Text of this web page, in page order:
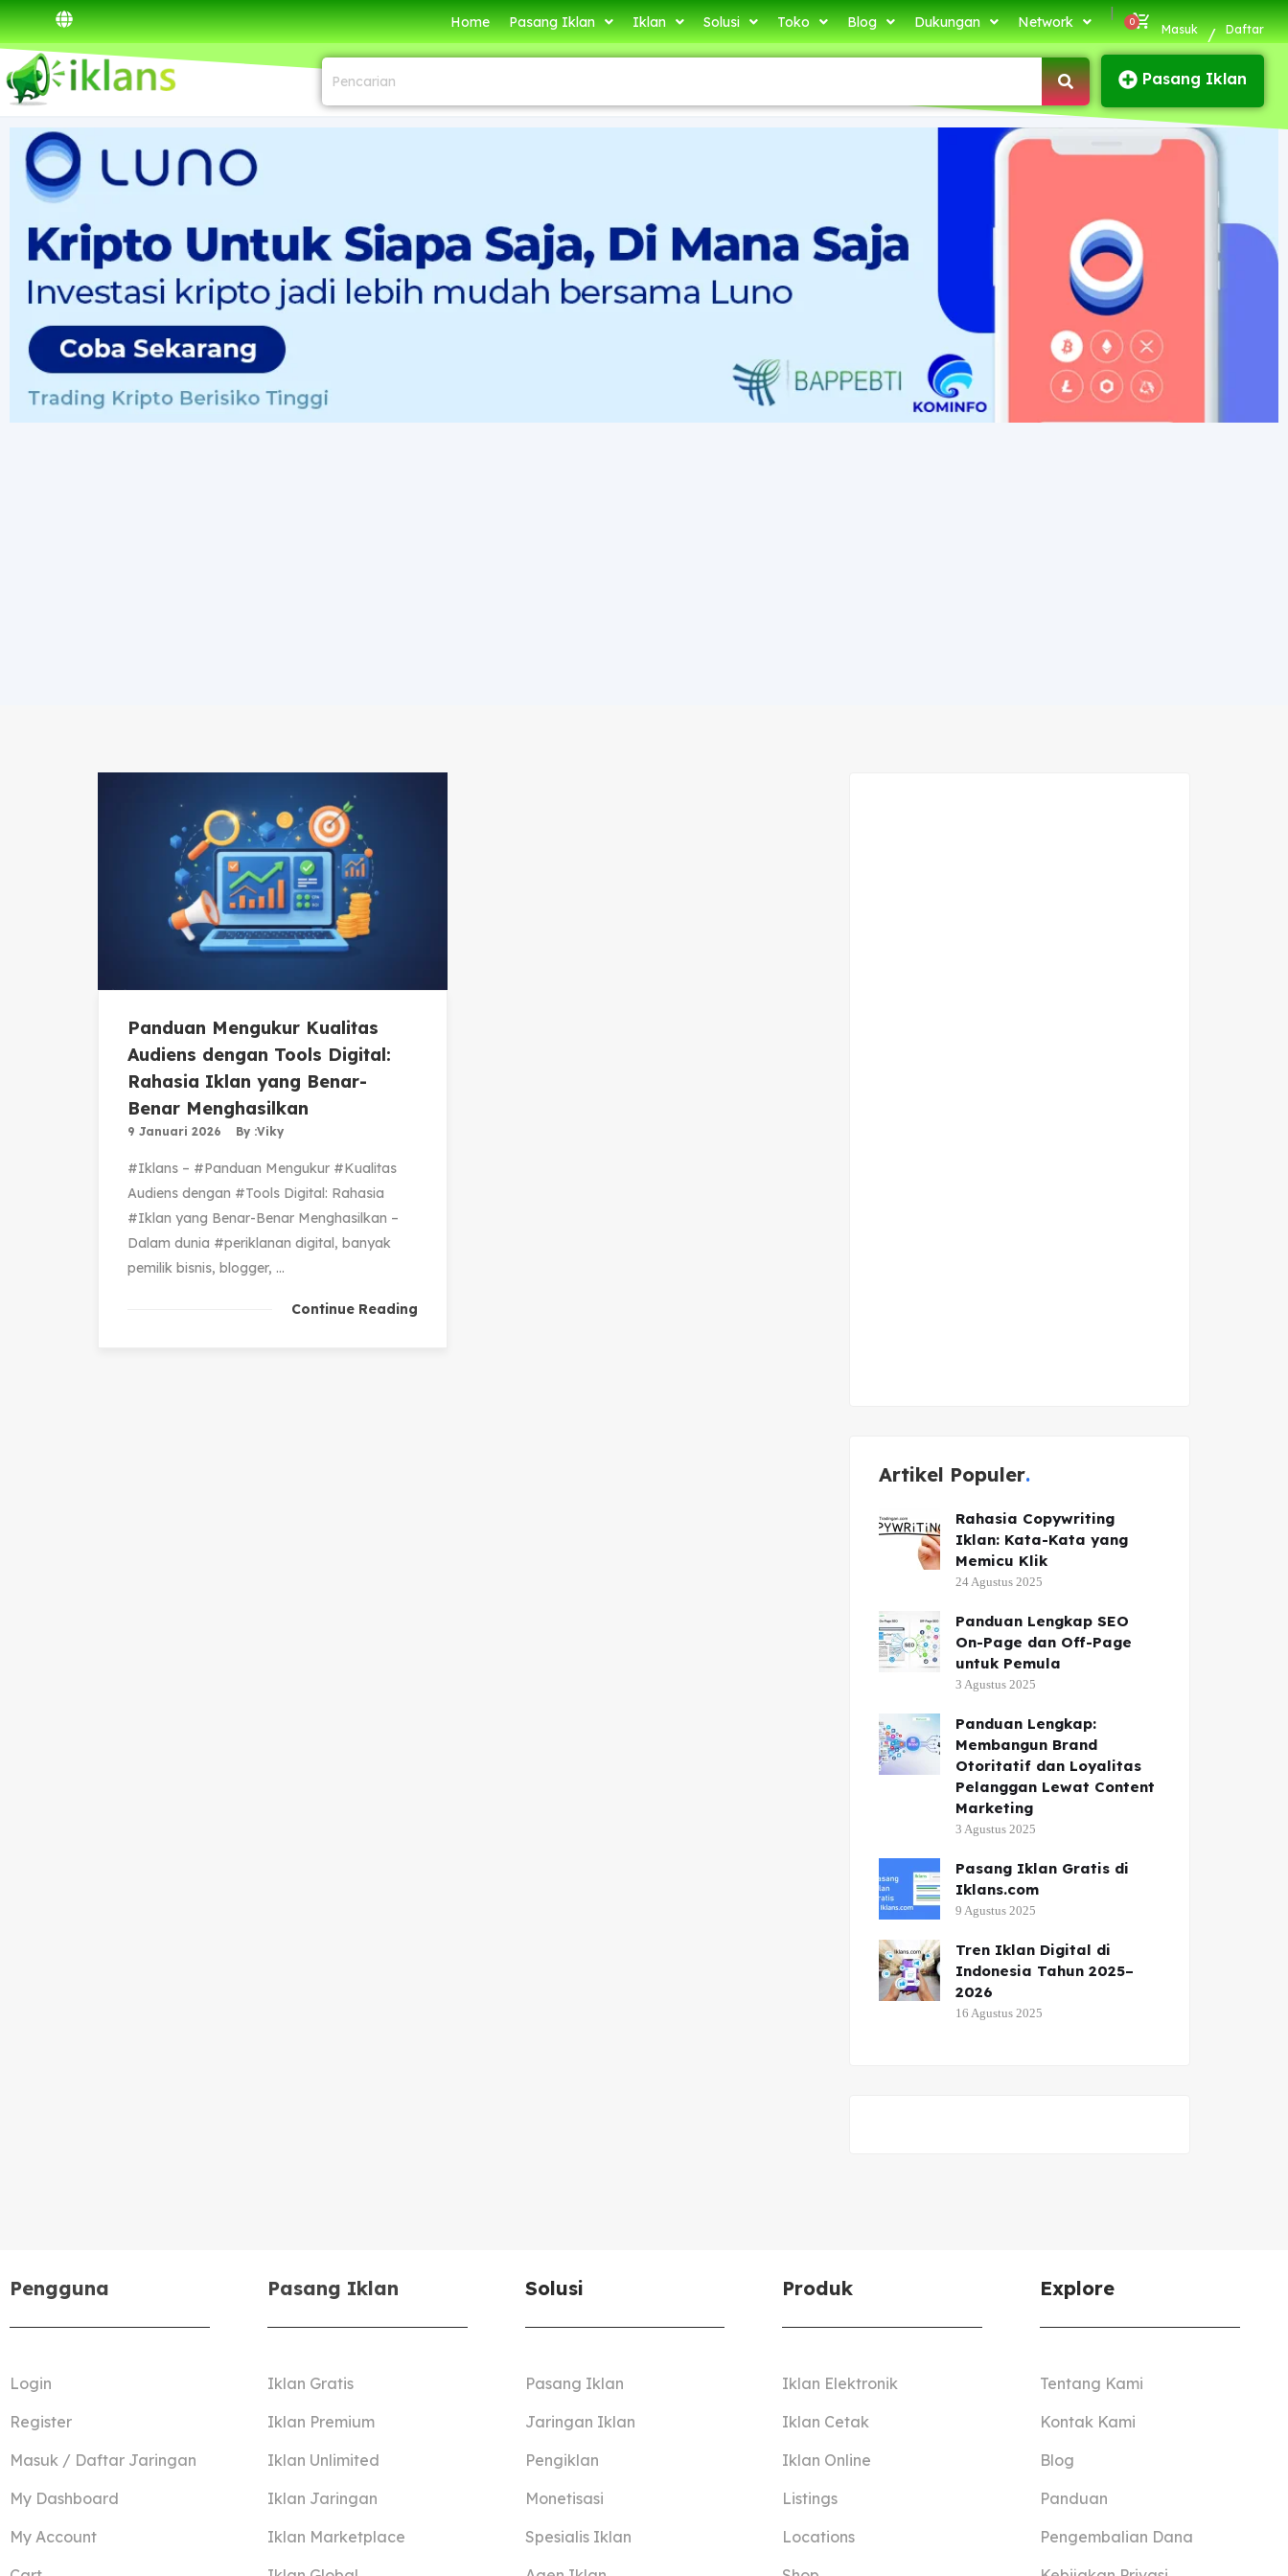
Home Pasang Iklan Iklan Solusi Toko Blog Dukungan Network
|
Masuk / Daftar
Pasang Iklan
Panduan Mengukur Kualitas
Audiens dengan Tools Digital:
Rahasia Iklan yang Benar-
Benar Menghasilkan
9 Januari 2026 By :Viky
#Iklans – #Panduan Mengukur #Kualitas
Audiens dengan #Tools Digital: Rahasia
#Iklan yang Benar-Benar Menghasilkan –
Dalam dunia #periklanan digital, banyak
pemilik bisnis, blogger, ...
Continue Reading
Artikel Populer
Rahasia Copywriting
Iklan: Kata-Kata yang
Memicu Klik
24 Agustus 2025
Panduan Lengkap SEO
On-Page dan Off-Page
untuk Pemula
3 Agustus 2025
Panduan Lengkap:
Membangun Brand
Otoritatif dan Loyalitas
Pelanggan Lewat Content
Marketing
3 Agustus 2025
Pasang Iklan Gratis di
Iklans.com
9 Agustus 2025
Tren Iklan Digital di
Indonesia Tahun 2025–
2026
16 Agustus 2025
Pengguna
Login
Register
Masuk / Daftar Jaringan
My Dashboard
My Account
Pasang Iklan
Iklan Gratis
Iklan Premium
Iklan Unlimited
Iklan Jaringan
Iklan Marketplace
Solusi
Pasang Iklan
Jaringan Iklan
Pengiklan
Monetisasi
Spesialis Iklan
Produk
Iklan Elektronik
Iklan Cetak
Iklan Online
Listings
Locations
Explore
Tentang Kami
Kontak Kami
Blog
Panduan
Pengembalian Dana